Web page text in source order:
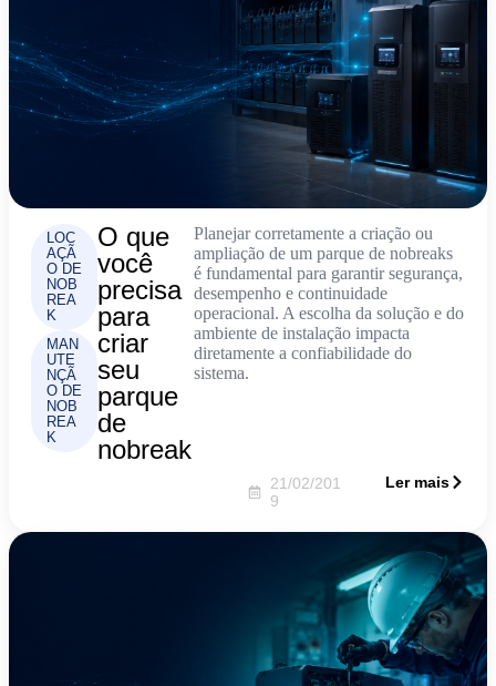
LOC
AÇÃ
O DE
NOB
REA
K
MAN
UTE
NÇÃ
O DE
NOB
REA
K
O que
você
precisa
para
criar
seu
parque
de
nobreak
Planejar corretamente a criação ou
ampliação de um parque de nobreaks
é fundamental para garantir segurança,
desempenho e continuidade
operacional. A escolha da solução e do
ambiente de instalação impacta
diretamente a confiabilidade do
sistema.
21/02/201
9
Ler mais